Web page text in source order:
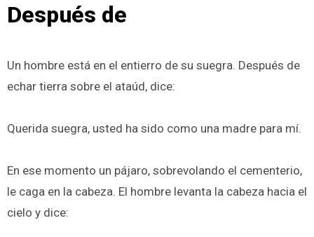
Después de
Un hombre está en el entierro de su suegra. Después de
echar tierra sobre el ataúd, dice:
Querida suegra, usted ha sido como una madre para mí.
En ese momento un pájaro, sobrevolando el cementerio,
le caga en la cabeza. El hombre levanta la cabeza hacia el
cielo y dice: